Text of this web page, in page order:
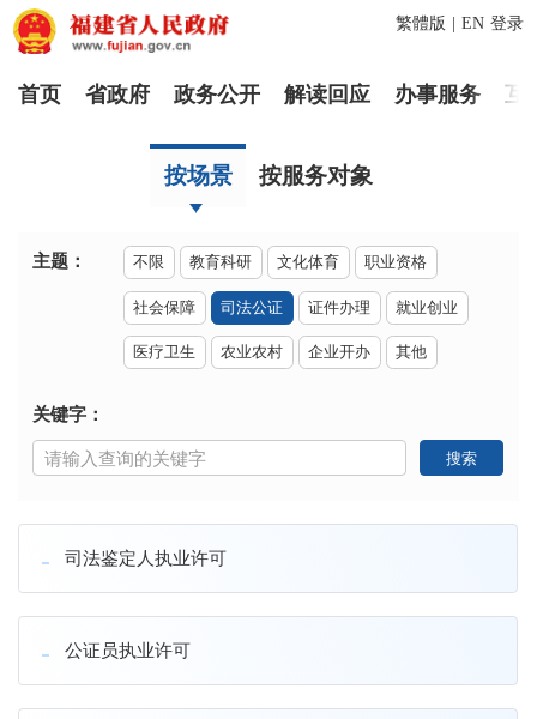
登录
繁體版 EN
首页 省政府 政务公开 解读回应 办事服务 互
按场景 按服务对象
主题： 不限 教育科研 文化体育 职业资格
社会保障 司法公证 证件办理 就业创业
医疗卫生 农业农村 企业开办 其他
关键字：
搜索
司法鉴定人执业许可
公证员执业许可